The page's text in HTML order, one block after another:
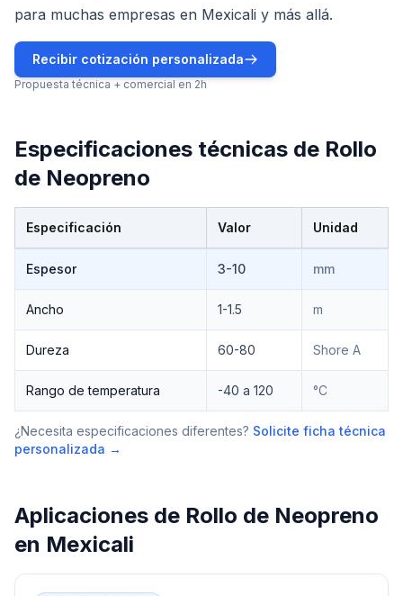
para muchas empresas en Mexicali y más allá.
Recibir cotización personalizada
Propuesta técnica + comercial en 2h
Especificaciones técnicas de Rollo
de Neopreno
Especificación Valor Unidad
Espesor 3-10 mm
Ancho 1-1.5 m
Dureza 60-80 Shore A
Rango de temperatura -40 a 120 °C
¿Necesita especificaciones diferentes? Solicite ficha técnica
personalizada →
Aplicaciones de Rollo de Neopreno
en Mexicali